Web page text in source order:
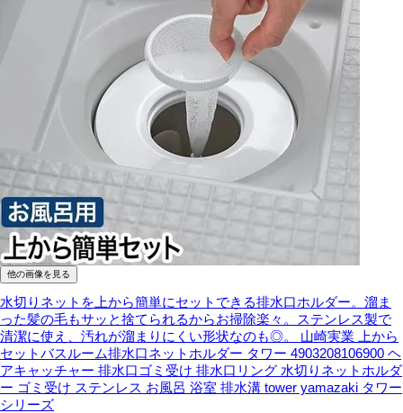
他の画像を見る
水切りネットを上から簡単にセットできる排水口ホルダー。溜ま
った髪の毛もサッと捨てられるからお掃除楽々。ステンレス製で
清潔に使え、汚れが溜まりにくい形状なのも◎。
山崎実業 上から
セットバスルーム排水口ネットホルダー タワー 4903208106900 ヘ
アキャッチャー 排水口ゴミ受け 排水口リング 水切りネットホルダ
ー ゴミ受け ステンレス お風呂 浴室 排水溝 tower yamazaki タワー
シリーズ